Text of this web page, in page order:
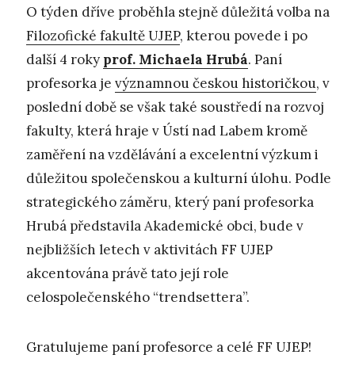
O týden dříve proběhla stejně důležitá volba na
Filozofické fakultě UJEP, kterou povede i po
další 4 roky prof. Michaela Hrubá. Paní
profesorka je významnou českou historičkou, v
poslední době se však také soustředí na rozvoj
fakulty, která hraje v Ústí nad Labem kromě
zaměření na vzdělávání a excelentní výzkum i
důležitou společenskou a kulturní úlohu. Podle
strategického záměru, který paní profesorka
Hrubá představila Akademické obci, bude v
nejbližších letech v aktivitách FF UJEP
akcentována právě tato její role
celospolečenského “trendsettera”.
Gratulujeme paní profesorce a celé FF UJEP!